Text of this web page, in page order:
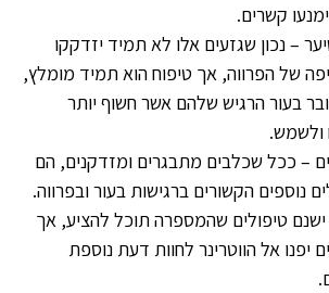
קשרים.
– נכון שגזעים אלו לא תמיד יזדקקו
של הפרווה, אך טיפוח הוא תמיד מומלץ,
בעור הרגיש שלהם אשר חשוף יותר
ולשמש.
– ככל שכלבים מתבגרים ומזדקנים, הם
נוספים הקשורים ברגישות בעור ובפרווה.
ישנם טיפולים שהמספרה תוכל להציע, אך
יפנו אל הווטרינר לחוות דעת נוספת